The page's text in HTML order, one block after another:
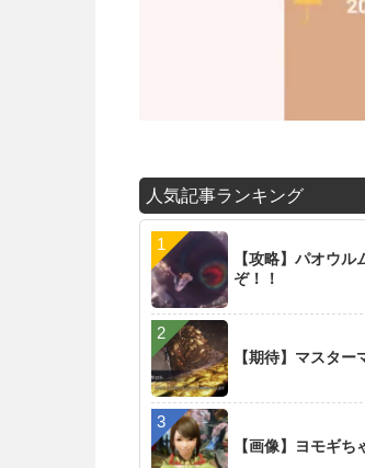
人気記事ランキング
【攻略】パオウ
ぞ！！
【期待】マスタ
【画像】ヨモギ